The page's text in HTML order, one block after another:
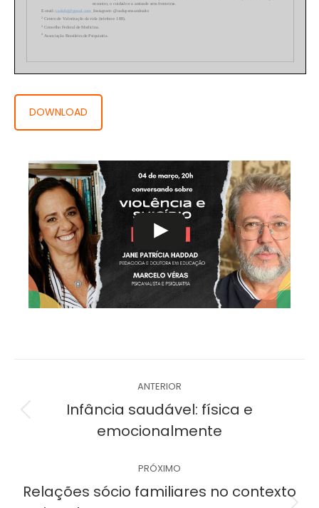
DOWNLOAD
de
ANTERIOR
Post
anterior:
Infância saudável: física e
emocionalmente
PRÓXIMO
Relações sócio familiares no contexto